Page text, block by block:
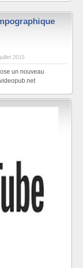
2015
un nouveau